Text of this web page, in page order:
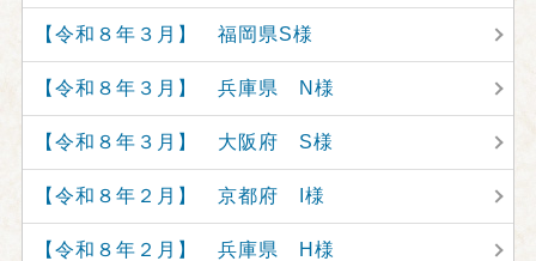
【令和８年３月】 福岡県S様
【令和８年３月】 兵庫県 N様
【令和８年３月】 大阪府 S様
【令和８年２月】 京都府 I様
【令和８年２月】 兵庫県 H様